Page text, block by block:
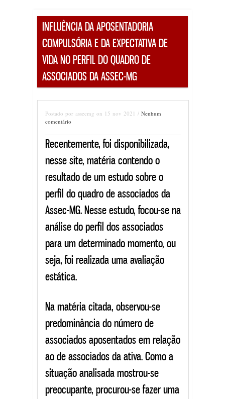
INFLUÊNCIA DA APOSENTADORIA
COMPULSÓRIA E DA EXPECTATIVA DE
VIDA NO PERFIL DO QUADRO DE
ASSOCIADOS DA ASSEC-MG
Postado por assecmg on 15 nov 2021 / Nenhum
comentário
Recentemente, foi disponibilizada,
nesse site, matéria contendo o
resultado de um estudo sobre o
perfil do quadro de associados da
Assec-MG. Nesse estudo, focou-se na
análise do perfil dos associados
para um determinado momento, ou
seja, foi realizada uma avaliação
estática.
Na matéria citada, observou-se
predominância do número de
associados aposentados em relação
ao de associados da ativa. Como a
situação analisada mostrou-se
preocupante, procurou-se fazer uma